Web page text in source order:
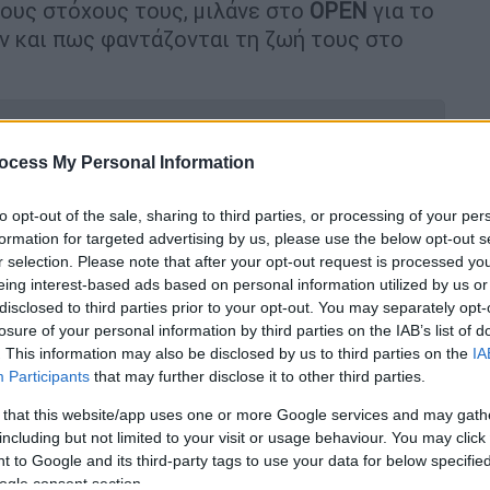
My Personal Information
opt-out of the sale, sharing to third parties, or processing of your
for targeted advertising by us, please use the below opt-out
selection. Please note that after your opt-out request is processed
interest-based ads based on personal information utilized by us
to third parties prior to your opt-out. You may separately
of your personal information by third parties on the IAB’s list of
This information may also be disclosed by us to third parties on the
Participants that may further disclose it to other third parties.
that this website/app uses one or more Google services and may
but not limited to your visit or usage behaviour. You may
to Google and its third-party tags to use your data for below
consent section.
στόχους τους, μιλάνε στο OPEN για το
και πως φαντάζονται τη ζωή τους στο
Ιατρική του ΑΠΘ με 19.580 μόρια -
ρόλο»
φιλοδοξίες της: «Είμαι πολύ χαρούμενη
Αν και μετά τα αποτελέσματα το
είχα και άγχος και δυσκολίες αλλά